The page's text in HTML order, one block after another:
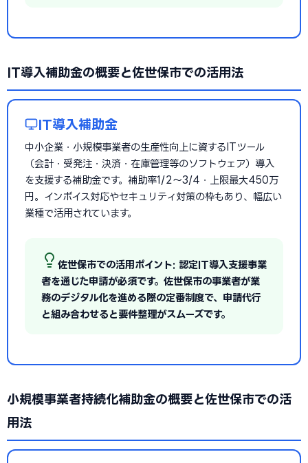
IT導入補助金の概要と佐世保市での活用法
IT導入補助金
中小企業・小規模事業者の生産性向上に資するITツール
（会計・受発注・決済・在庫管理等のソフトウェア）導入
を支援する補助金です。補助率1/2〜3/4・上限最大450万
円。インボイス対応やセキュリティ対策の枠もあり、幅広い
業種で活用されています。
佐世保市での活用ポイント: 認定IT導入支援事業
者を通じた申請が必須です。佐世保市の事業者が業
務のデジタル化を進める際の定番制度で、申請代行
と組み合わせると要件整理がスムーズです。
小規模事業者持続化補助金の概要と佐世保市での活
用法